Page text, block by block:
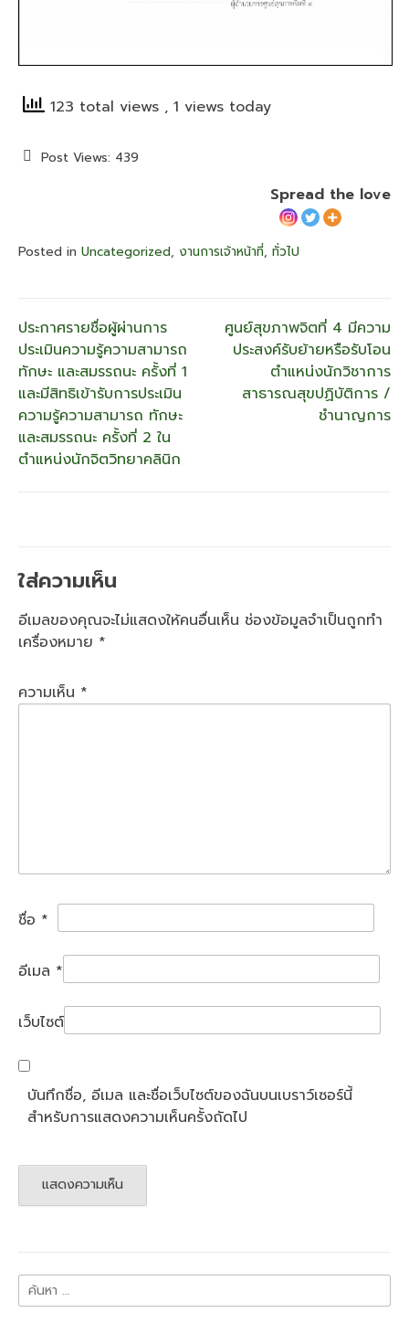
123 total views , 1 views today
Post Views: 439
Spread the love
Posted in Uncategorized, งานการเจ้าหน้าที่, ทั่วไป
แนะแนว
เรื่อง
ประกาศรายชื่อผู้ผ่านการ
ประเมินความรู้ความสามารถ
ทักษะ และสมรรถนะ ครั้งที่ 1
และมีสิทธิเข้ารับการประเมิน
ความรู้ความสามารถ ทักษะ
และสมรรถนะ ครั้งที่ 2 ใน
ตำแหน่งนักจิตวิทยาคลินิก
ศูนย์สุขภาพจิตที่ 4 มีความ
ประสงค์รับย้ายหรือรับโอน
ตำแหน่งนักวิชาการ
สาธารณสุขปฏิบัติการ /
ชำนาญการ
ใส่ความเห็น
อีเมลของคุณจะไม่แสดงให้คนอื่นเห็น ช่องข้อมูลจำเป็นถูกทำ
เครื่องหมาย *
ความเห็น *
ชื่อ *
อีเมล *
เว็บไซต์
บันทึกชื่อ, อีเมล และชื่อเว็บไซต์ของฉันบนเบราว์เซอร์นี้
สำหรับการแสดงความเห็นครั้งถัดไป
ค้นหา
สำหรับ: